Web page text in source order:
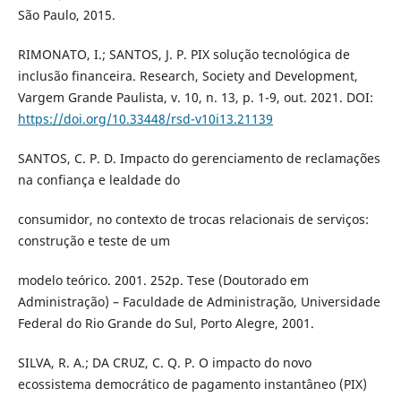
São Paulo, 2015.
RIMONATO, I.; SANTOS, J. P. PIX solução tecnológica de
inclusão financeira. Research, Society and Development,
Vargem Grande Paulista, v. 10, n. 13, p. 1-9, out. 2021. DOI:
https://doi.org/10.33448/rsd-v10i13.21139
SANTOS, C. P. D. Impacto do gerenciamento de reclamações
na confiança e lealdade do
consumidor, no contexto de trocas relacionais de serviços:
construção e teste de um
modelo teórico. 2001. 252p. Tese (Doutorado em
Administração) – Faculdade de Administração, Universidade
Federal do Rio Grande do Sul, Porto Alegre, 2001.
SILVA, R. A.; DA CRUZ, C. Q. P. O impacto do novo
ecossistema democrático de pagamento instantâneo (PIX)